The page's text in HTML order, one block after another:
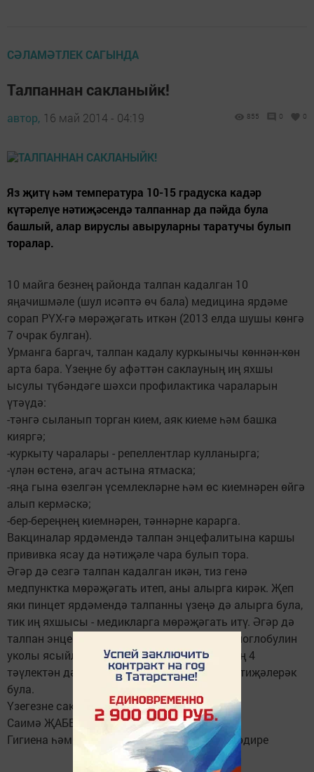
СӘЛАМӘТЛЕК САГЫНДА
Талпаннан сакланыйк!
автор, 16 май 2014 - 04:19 855 0 0
Яз җитү һәм температура 10-15 градуска кадәр
күтәрелүе нәтиҗәсендә талпаннар да пәйда була
башлый, алар вируслы авыруларны таратучы булып
торалар.
10 майга безнең районда талпан кадалган 10
яңачишмәле (шул исәптә өч бала) медицина ярдәме
сорап РҮХ-гә мөрәҗәгать иткән (2013 елда шушы көнгә
7 очрак булган).
Урманга баргач, талпан кадалу куркынычы көннән-көн
арта бара. Үзеңне бу афәттән саклауның иң яхшы
ысулы түбәндәге шәхси профилактика чараларын
үтәүдә:
-тәнгә сыланып торган кием, аяк киеме һәм башка
кияргә;
-куркыту чаралары - репеллентлар кулланырга;
-үлән өстенә, агач астына ятмаска;
-яңа гына өзелгән үсемлекләрне һәм өс киемнәрен өйгә
алып кермәскә;
-бер-береңнең киемнәрен, тәннәрне карарга.
Вакциналар ярдәмендә талпан энцефалитына каршы
прививка ясау да нәтиҗәле чара булып тора.
Әгәр дә сезгә талпан кадалган икән, тиз генә
медпунктка мөрәҗәгать итеп, аны алырга кирәк. Җеп
яки пинцет ярдәмендә талпанны үзеңә дә алырга була,
тик иң яхшысы - медикларга мөрәҗәгать итү. Әгәр дә
талпан энцефалитлы икән, медиклар иммуноглобулин
уколы ясыйлар, бу - талпан тешләгәннән соң 4
тәүлектән дә соңармый керткән очракта нәтиҗәлерәк
була.
Үзегезне саклагыз һәм сәламәт булыгыз!
Саимә ҖАББАРОВА,
Гигиена һәм эпидемиология үзәге бүлеге мөдире